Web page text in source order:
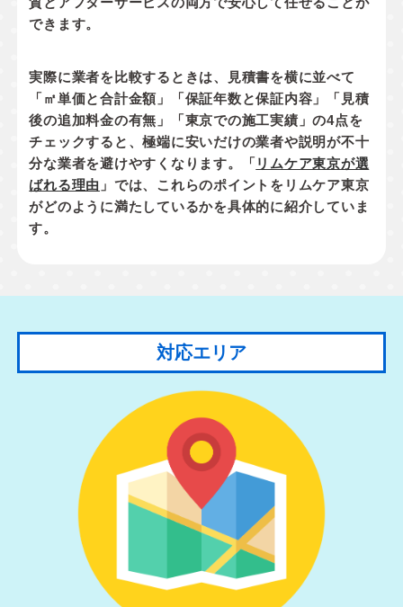
できます。
実際に業者を比較するときは、見積書を横に並べて
「㎡単価と合計金額」「保証年数と保証内容」「見積
後の追加料金の有無」「東京での施工実績」の4点を
チェックすると、極端に安いだけの業者や説明が不十
分な業者を避けやすくなります。「 リムケア東京が選
ばれる理由 」では、これらのポイントをリムケア東京
がどのように満たしているかを具体的に紹介していま
す。
対応エリア